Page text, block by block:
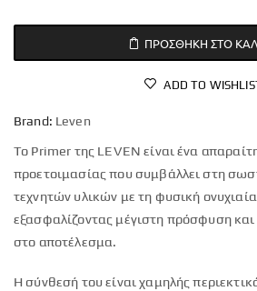
ΠΡΟΣΘΉΚΗ ΣΤΟ
ADD TO
Brand: Leven
Το Primer της LEVEN είναι ένα
προετοιμασίας που συμβάλλει στη
τεχνητών υλικών με τη φυσική
εξασφαλίζοντας μέγιστη πρόσφυση και
στο αποτέλεσμα.
Η σύνθεσή του είναι χαμηλής